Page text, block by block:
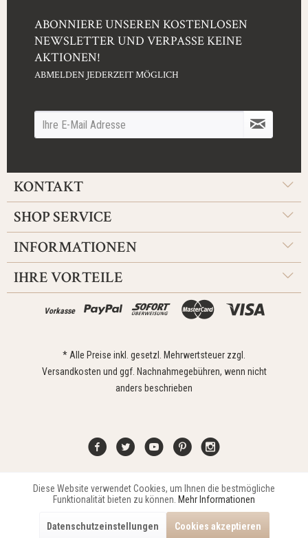
ABONNIERE UNSEREN KOSTENLOSEN
NEWSLETTER UND VERPASSE KEINE
AKTIONEN!
ABMELDEN JEDERZEIT MÖGLICH
KONTAKT
SHOP SERVICE
INFORMATIONEN
IHRE VORTEILE
Vorkasse
* Alle Preise inkl. gesetzl. Mehrwertsteuer zzgl.
Versandkosten und ggf. Nachnahmegebühren, wenn nicht
anders beschrieben
Kontakt Widerrufsrecht Impressum Versand Datenschutz
Copyright © 2021 Edona Design GmbH // DesignDupp GmbH
Funktionale Aktiv
Aktiv
Diese Website verwendet Cookies, um Ihnen die bestmögliche
Funktionalität bieten zu können. Mehr Informationen
Datenschutzeinstellungen Cookies akzeptieren